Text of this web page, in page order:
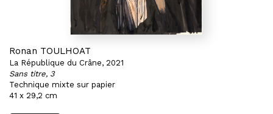
Ronan TOULHOAT
La République du Crâne, 2021
Sans titre, 3
Technique mixte sur papier
41 x 29,2 cm